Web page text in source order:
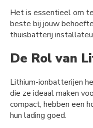
Het is essentieel om
beste bij jouw
thuisbatterij
De Rol van
Lithium-ionbatterijen
die ze ideaal maken
compact, hebben een
hun lading goed.